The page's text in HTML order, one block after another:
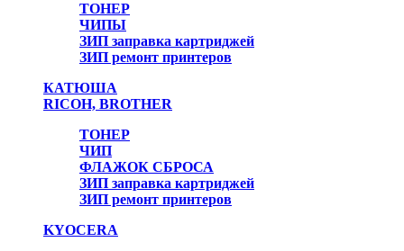
ТОНЕР
ЧИПЫ
ЗИП заправка картриджей
ЗИП ремонт принтеров
КАТЮША
RICOH, BROTHER
ТОНЕР
ЧИП
ФЛАЖОК СБРОСА
ЗИП заправка картриджей
ЗИП ремонт принтеров
KYOCERA